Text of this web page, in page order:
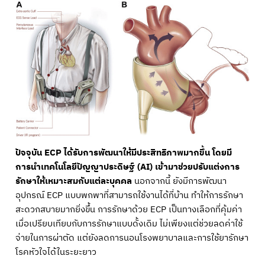
ปัจจุบัน ECP ได้รับการพัฒนาให้มีประสิทธิภาพมากขึ้น โดยมี
การนำเทคโนโลยีปัญญาประดิษฐ์ (AI) เข้ามาช่วยปรับแต่งการ
รักษาให้เหมาะสมกับแต่ละบุคคล นอกจากนี้ ยังมีการพัฒนา
อุปกรณ์ ECP แบบพกพาที่สามารถใช้งานได้ที่บ้าน ทำให้การรักษา
สะดวกสบายมากยิ่งขึ้น การรักษาด้วย ECP เป็นทางเลือกที่คุ้มค่า
เมื่อเปรียบเทียบกับการรักษาแบบดั้งเดิม ไม่เพียงแต่ช่วยลดค่าใช้
จ่ายในการผ่าตัด แต่ยังลดการนอนโรงพยาบาลและการใช้ยารักษา
โรคหัวใจได้ในระยะยาว